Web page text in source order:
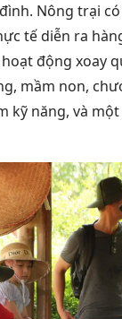
Nông trại
tế diễn ra
động xoay
mầm non,
kỹ năng, và